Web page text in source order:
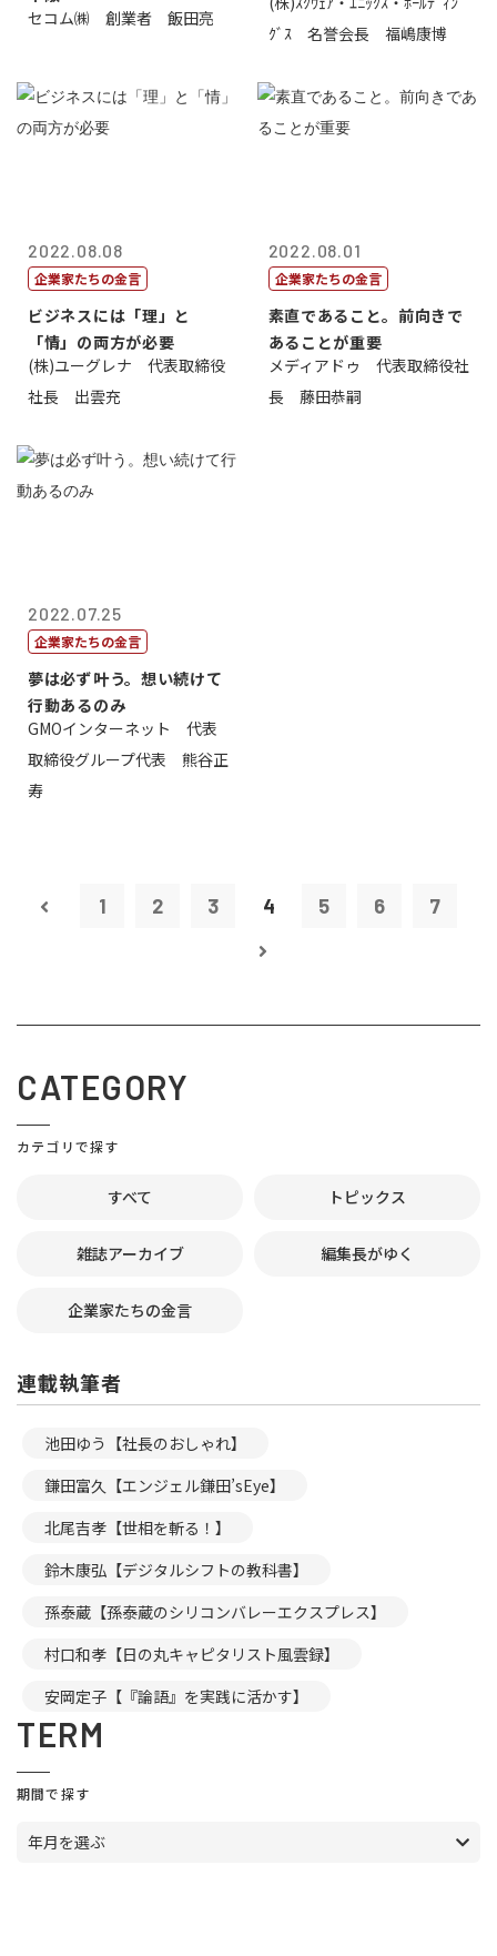
セコム㈱ 創業者 飯田亮
ｸﾞｽ 名誉会長 福嶋康博
2022.08.08
企業家たちの金言
ビジネスには「理」と
「情」の両方が必要
(株)ユーグレナ 代表取締役
社長 出雲充
2022.08.01
企業家たちの金言
素直であること。前向きで
あることが重要
メディアドゥ 代表取締役社
長 藤田恭嗣
2022.07.25
企業家たちの金言
夢は必ず叶う。想い続けて
行動あるのみ
GMOインターネット 代表
取締役グループ代表 熊谷正
寿
1 2 3 4 5 6 7
CATEGORY
カテゴリで探す
すべて トピックス
雑誌アーカイブ 編集長がゆく
企業家たちの金言
連載執筆者
池田ゆう【社長のおしゃれ】
鎌田富久【エンジェル鎌田’sEye】
北尾吉孝【世相を斬る！】
鈴木康弘【デジタルシフトの教科書】
孫泰蔵【孫泰蔵のシリコンバレーエクスプレス】
村口和孝【日の丸キャピタリスト風雲録】
安岡定子【『論語』を実践に活かす】
TERM
期間で探す
年月を選ぶ